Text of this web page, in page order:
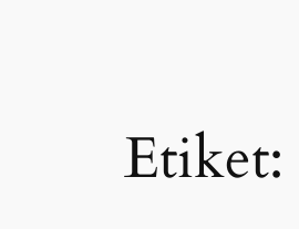
Etiket: